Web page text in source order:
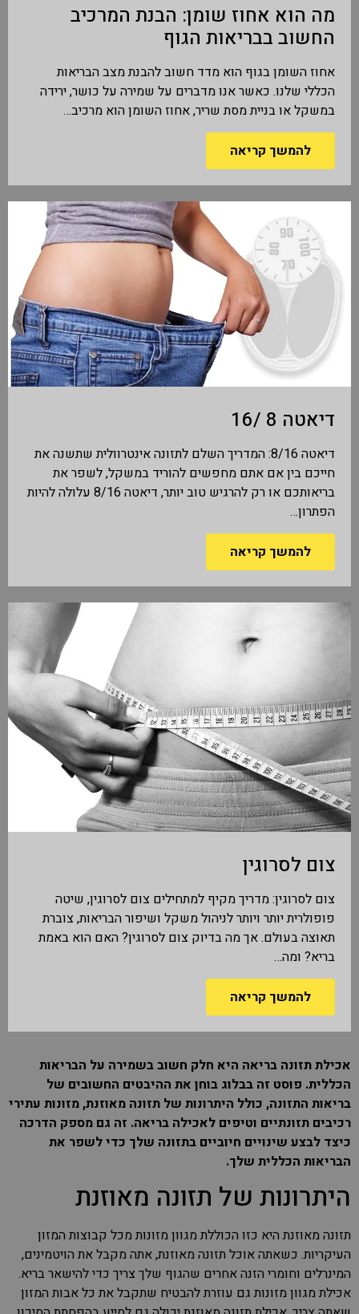
מה הוא אחוז שומן: הבנת המרכיב
החשוב בבריאות הגוף
אחוז השומן בגוף הוא מדד חשוב להבנת מצב הבריאות
הכללי שלנו. כאשר אנו מדברים על שמירה על כושר, ירידה
במשקל או בניית מסת שריר, אחוז השומן הוא מרכיב…
להמשך קריאה
דיאטה 8 /16
דיאטה 8/16: המדריך השלם לתזונה אינטרוולית שתשנה את
חייכם בין אם אתם מחפשים להוריד במשקל, לשפר את
בריאותכם או רק להרגיש טוב יותר, דיאטה 8/16 עלולה להיות
הפתרון…
להמשך קריאה
צום לסרוגין
צום לסרוגין: מדריך מקיף למתחילים צום לסרוגין, שיטה
פופולרית יותר ויותר לניהול משקל ושיפור הבריאות, צוברת
תאוצה בעולם. אך מה בדיוק צום לסרוגין? האם הוא באמת
בריא? ומה…
להמשך קריאה
אכילת תזונה בריאה היא חלק חשוב בשמירה על הבריאות
הכללית. פוסט זה בבלוג בוחן את ההיבטים החשובים של
בריאות התזונה, כולל היתרונות של תזונה מאוזנת, מזונות עתירי
רכיבים תזונתיים וטיפים לאכילה בריאה. זה גם מספק הדרכה
כיצד לבצע שינויים חיוביים בתזונה שלך כדי לשפר את
הבריאות הכללית שלך.
היתרונות של תזונה מאוזנת
תזונה מאוזנת היא כזו הכוללת מגוון מזונות מכל קבוצות המזון
העיקריות. כשאתה אוכל תזונה מאוזנת, אתה מקבל את הויטמינים,
המינרלים וחומרי הזנה אחרים שהגוף שלך צריך כדי להישאר בריא.
אכילת מגוון מזונות גם עוזרת להבטיח שתקבל את כל אבות המזון